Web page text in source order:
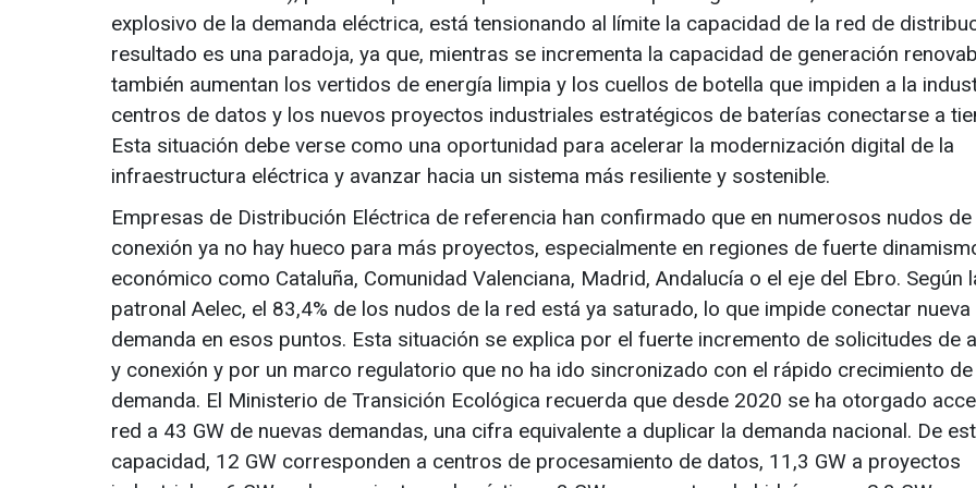
explosivo de la demanda eléctrica, está tensionando al límite la capacidad de la red de
resultado es una paradoja, ya que, mientras se incrementa la capacidad de generación
también aumentan los vertidos de energía limpia y los cuellos de botella que impiden a la
centros de datos y los nuevos proyectos industriales estratégicos de baterías conectarse a
Esta situación debe verse como una oportunidad para acelerar la modernización digital de la
infraestructura eléctrica y avanzar hacia un sistema más resiliente y sostenible.
Empresas de Distribución Eléctrica de referencia han confirmado que en numerosos nudos de
conexión ya no hay hueco para más proyectos, especialmente en regiones de fuerte
económico como Cataluña, Comunidad Valenciana, Madrid, Andalucía o el eje del Ebro. Según
patronal Aelec, el 83,4% de los nudos de la red está ya saturado, lo que impide conectar nueva
demanda en esos puntos. Esta situación se explica por el fuerte incremento de solicitudes de
y conexión y por un marco regulatorio que no ha ido sincronizado con el rápido crecimiento
demanda. El Ministerio de Transición Ecológica recuerda que desde 2020 se ha otorgado
red a 43 GW de nuevas demandas, una cifra equivalente a duplicar la demanda nacional. De
capacidad, 12 GW corresponden a centros de procesamiento de datos, 11,3 GW a proyectos